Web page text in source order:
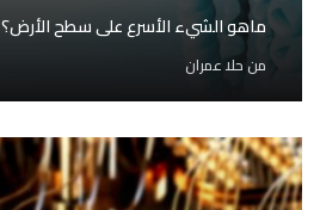
ماهو الشيء الأسرع على سطح الأرض؟
من حلا عمران